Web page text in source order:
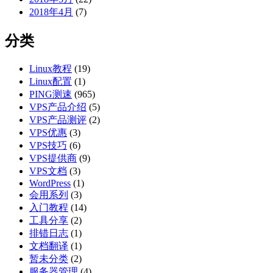
2018年4月 (7)
分类
Linux教程 (19)
Linux配置 (1)
PING测速 (965)
VPS产品介绍 (5)
VPS产品测评 (2)
VPS优惠 (3)
VPS技巧 (6)
VPS提供商 (9)
VPS文档 (3)
WordPress (1)
会用系列 (3)
入门教程 (14)
工具分享 (2)
排错日志 (1)
文档翻译 (1)
暂未分类 (2)